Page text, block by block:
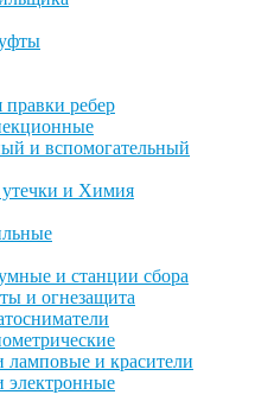
правки ребер
и вспомогательный
и Химия
и станции сбора
и огнезащита
ламповые и красители
электронные